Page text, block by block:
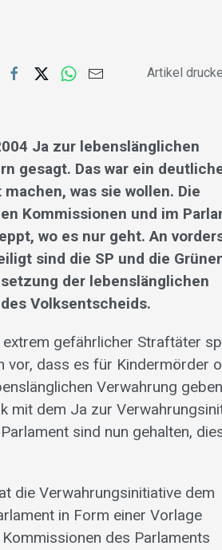
Artikel
Ja zur lebenslänglichen
gesagt. Das war ein
was sie wollen. Die
Kommissionen und im
wo es nur geht. An
sind die SP und die
der lebenslänglichen
Volksentscheids.
gefährlicher Straftäter
vor, dass es für Kindermörder
Verwahrung geben
mit dem Ja zur
sind nun gehalten,
die Verwahrungsinitiative dem
in Form einer Vorlage
des Parlaments